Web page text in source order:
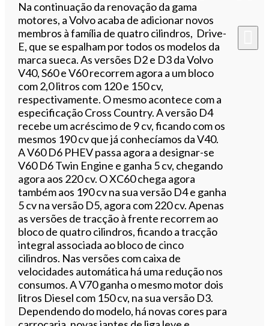
Na continuação da renovação da gama
motores, a Volvo acaba de adicionar novos
membros à família de quatro cilindros, Drive-
E, que se espalham por todos os modelos da
marca sueca. As versões D2 e D3 da Volvo
V40, S60 e V60 recorrem agora a um bloco
com 2,0 litros com 120 e 150 cv,
respectivamente. O mesmo acontece com a
especificação Cross Country. A versão D4
recebe um acréscimo de 9 cv, ficando com os
mesmos 190 cv que já conhecíamos da V40.
A V60 D6 PHEV passa agora a designar-se
V60 D6 Twin Engine e ganha 5 cv, chegando
agora aos 220 cv. O XC60 chega agora
também aos 190 cv na sua versão D4 e ganha
5 cv na versão D5, agora com 220 cv. Apenas
as versões de tracção à frente recorrem ao
bloco de quatro cilindros, ficando a tracção
integral associada ao bloco de cinco
cilindros. Nas versões com caixa de
velocidades automática há uma redução nos
consumos. A V70 ganha o mesmo motor dois
litros Diesel com 150 cv, na sua versão D3.
Dependendo do modelo, há novas cores para